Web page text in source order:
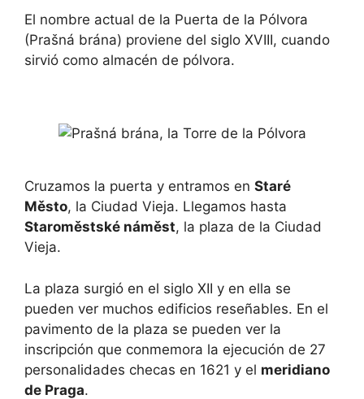
El nombre actual de la Puerta de la Pólvora
(Prašná brána) proviene del siglo XVIII, cuando
sirvió como almacén de pólvora.
Cruzamos la puerta y entramos en Staré
Město, la Ciudad Vieja. Llegamos hasta
Staroměstské náměst, la plaza de la Ciudad
Vieja.
La plaza surgió en el siglo XII y en ella se
pueden ver muchos edificios reseñables. En el
pavimento de la plaza se pueden ver la
inscripción que conmemora la ejecución de 27
personalidades checas en 1621 y el meridiano
de Praga.